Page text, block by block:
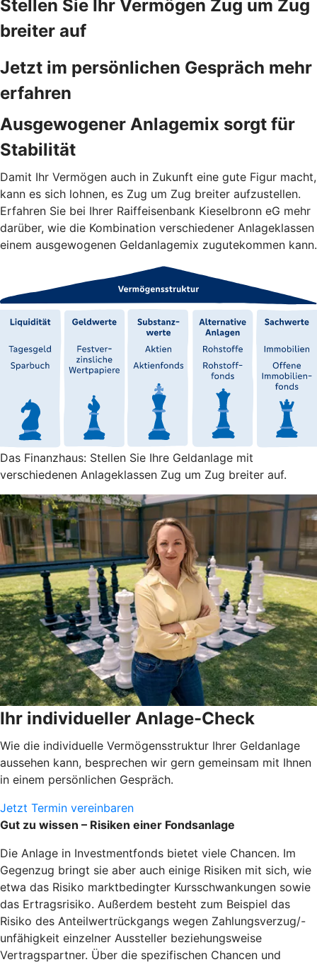
Stellen Sie Ihr Vermögen Zug um Zug
breiter auf
Jetzt im persönlichen Gespräch mehr
erfahren
Ausgewogener Anlagemix sorgt für
Stabilität
Damit Ihr Vermögen auch in Zukunft eine gute Figur macht,
kann es sich lohnen, es Zug um Zug breiter aufzustellen.
Erfahren Sie bei Ihrer Raiffeisenbank Kieselbronn eG mehr
darüber, wie die Kombination verschiedener Anlageklassen
einem ausgewogenen Geldanlagemix zugutekommen kann.
Das Finanzhaus: Stellen Sie Ihre Geldanlage mit
verschiedenen Anlageklassen Zug um Zug breiter auf.
Ihr individueller Anlage-Check
Wie die individuelle Vermögensstruktur Ihrer Geldanlage
aussehen kann, besprechen wir gern gemeinsam mit Ihnen
in einem persönlichen Gespräch.
Jetzt Termin vereinbaren
Gut zu wissen – Risiken einer Fondsanlage
Die Anlage in Investmentfonds bietet viele Chancen. Im
Gegenzug bringt sie aber auch einige Risiken mit sich, wie
etwa das Risiko marktbedingter Kursschwankungen sowie
das Ertragsrisiko. Außerdem besteht zum Beispiel das
Risiko des Anteilwertrückgangs wegen Zahlungsverzug/-
unfähigkeit einzelner Aussteller beziehungsweise
Vertragspartner. Über die spezifischen Chancen und